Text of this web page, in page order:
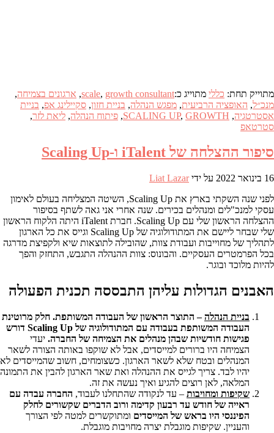
מתוייק תחת: כללי מתוייג כ: scale, growth consultant
, ארגונים בצמיחה,
מנכ״ל, האופציה הרביעית, מפגש הנהלה, בניית חזון, סקיילינג אפ, בניית
אסטרטגיה,
SCALING UP, GROWTH
, פיתוח הנהלה, ליאת לזר,
סטרטאפ
סיפור ההצלחה של iTalent ו-Scaling Up
16 בינואר 2022 על ידיLiat Lazar
לפני שנה השקתי בארץ את Scaling Up, השיטה המצליחה בעולם לאימון
עסקי למנכ"לים ומנהלים בכירים. שנה אחרי אני גאה לשתף בסיפור
ההצלחה הראשון שלי עם Scaling Up. חברת iTalent היתה הלקוח הראשון
שלי שבחר ליישם את המתודולוגיה של Scaling Up וגייס את כל הארגון
לתהליך של מחוייבות ועבודת צוות, שהובילה לתוצאות שיא ולקפיצת מדרגה
בכל הפרמטרים העסקיים. והבונוס: צוות ההנהלה התגבש, התחזק והפך
להיות מלוכד ובוגר.
האבנים הגדולות עליהן התבססה תכנית הפעולה
בניית הנהלה– התוצר הראשון של העבודה המשותפת. חלק מרוטינת
העבודה המשותפת בעבודה עם המתודולוגיה של
דורש
פגישות חודשיות שבהן מנהלים את הצמיחה של החברה. יעדי
הצמיחה היו ברורים למייסדים, אבל לא שוקפו באותה הצורה לשאר
המנהלים ובטח שלא לשאר הארגון. כשצומחים, חשוב שהמייסדים לא
יהיו לבד. צריך לגייס את ההנהלה ואת שאר הארגון להבין את התמונה
המלאה, לאן רוצים להגיע ואיך נעשה את זה.
שקיפות ומחויבות – עד לנקודה שהתחלנו לעבוד, החברה עבדה עם
ראייה של חודש עד רבעון קדימה ורוב הדברים שקשורים לחלק
הפיננסי היו בראש של המייסדים ומתוקשרים למטה לפי הצורך
והעניין. שקיפות מוגבלת יצרה מחויבות מוגבלת.